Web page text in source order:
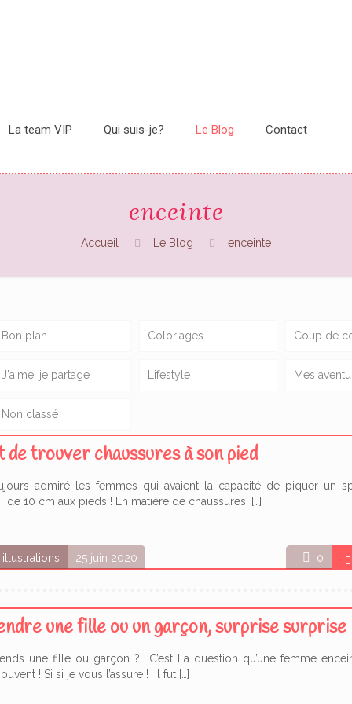
La team VIP Qui suis-je? Le Blog Contact
enceinte
Accueil Le Blog enceinte
Bon plan Coloriages Coup de
J'aime, je partage Lifestyle Mes
Non classé
25 juin 2020
illustrations
de trouver chaussures à son pied
admiré les femmes qui avaient la capacité de piquer un
de 10 cm aux pieds ! En matière de chaussures,
[…]
0
une fille ou un garçon, surprise surprise
une fille ou garçon ? C’est La question qu’une femme
! Si si je vous l’assure ! Il fut […]